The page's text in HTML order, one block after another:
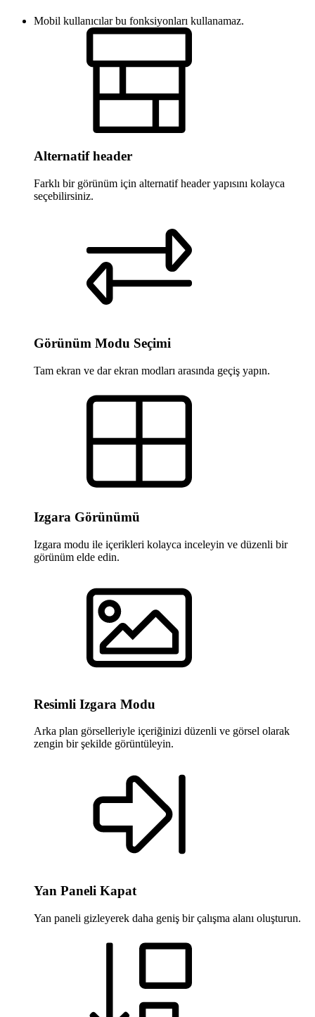
Mobil kullanıcılar bu fonksiyonları kullanamaz.
Alternatif header
Farklı bir görünüm için alternatif header yapısını kolayca
seçebilirsiniz.
Görünüm Modu Seçimi
Tam ekran ve dar ekran modları arasında geçiş yapın.
Izgara Görünümü
Izgara modu ile içerikleri kolayca inceleyin ve düzenli bir
görünüm elde edin.
Resimli Izgara Modu
Arka plan görselleriyle içeriğinizi düzenli ve görsel olarak
zengin bir şekilde görüntüleyin.
Yan Paneli Kapat
Yan paneli gizleyerek daha geniş bir çalışma alanı oluşturun.